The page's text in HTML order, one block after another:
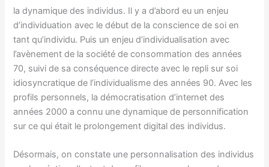
la dynamique des individus. Il y a d’abord eu un enjeu
d’individuation avec le début de la conscience de soi en
tant qu’individu. Puis un enjeu d’individualisation avec
l’avènement de la société de consommation des années
70, suivi de sa conséquence directe avec le repli sur soi
idiosyncratique de l’individualisme des années 90. Avec les
profils personnels, la démocratisation d’internet des
années 2000 a connu une dynamique de personnification
sur ce qui était le prolongement digital des individus.
Désormais, on constate une personnalisation des individus